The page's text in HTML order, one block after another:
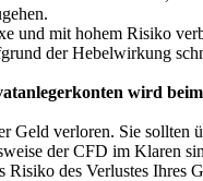
und mit hohem Risiko
der Hebelwirkung
wird
Geld verloren. Sie sollten
der CFD im Klaren
Risiko des Verlustes Ihres